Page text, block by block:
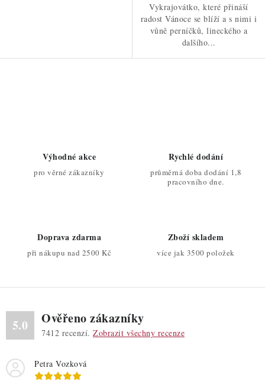
Vykrajovátko, které přináší
radost Vánoce se blíží a s nimi i
vůně perníčků, lineckého a
dalšího...
v
ý
i
s
u
Výhodné akce
pro věrné zákazníky
Rychlé dodání
průměrná doba dodání 1,8
pracovního dne.
Doprava zdarma
při nákupu nad 2500 Kč
Zboží skladem
více jak 3500 položek
5.0 Ověřeno zákazníky
7412 recenzí. Zobrazit všechny recenze
Petra Vozková